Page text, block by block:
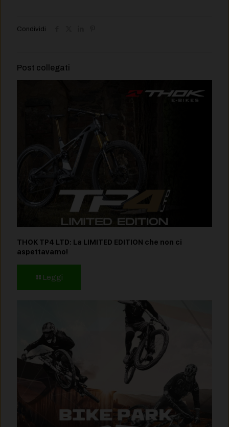
Condividi
Post collegati
THOK TP4 LTD: La LIMITED EDITION che non ci
aspettavamo!
Leggi